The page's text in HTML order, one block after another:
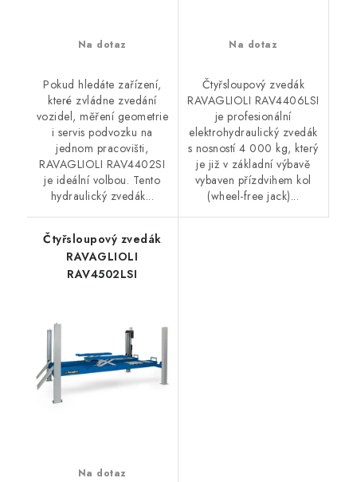
Na dotaz
Pokud hledáte zařízení,
které zvládne zvedání
vozidel, měření geometrie
i servis podvozku na
jednom pracovišti,
RAVAGLIOLI RAV4402SI
je ideální volbou. Tento
hydraulický zvedák...
Na dotaz
Čtyřsloupový zvedák
RAVAGLIOLI RAV4406LSI
je profesionální
elektrohydraulický zvedák
s nosností 4 000 kg, který
je již v základní výbavě
vybaven přízdvihem kol
(wheel-free jack)...
Čtyřsloupový zvedák
RAVAGLIOLI
RAV4502LSI
Na dotaz